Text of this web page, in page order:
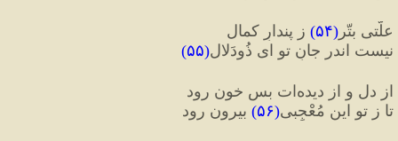
علّتی بتّر (۵۴) ز پندارِ کمال
نیست اندر جانِ تو ای ذُودَلال(۵۵)
از دل و از دیده‌ات بس خون رود
تا ز تو این مُعْجِبی(۵۶) بیرون رود